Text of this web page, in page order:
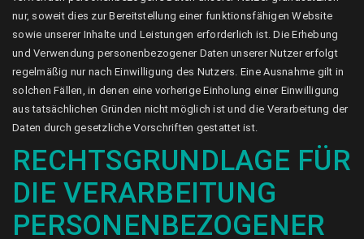
nur, soweit dies zur Bereitstellung einer funktionsfähigen Website
sowie unserer Inhalte und Leistungen erforderlich ist. Die Erhebung
und Verwendung personenbezogener Daten unserer Nutzer erfolgt
regelmäßig nur nach Einwilligung des Nutzers. Eine Ausnahme gilt in
solchen Fällen, in denen eine vorherige Einholung einer Einwilligung
aus tatsächlichen Gründen nicht möglich ist und die Verarbeitung der
Daten durch gesetzliche Vorschriften gestattet ist.
RECHTSGRUNDLAGE FÜR
DIE VERARBEITUNG
PERSONENBEZOGENER